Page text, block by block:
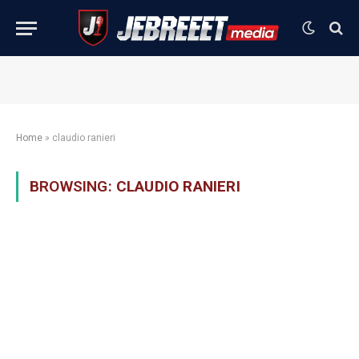
Home » claudio ranieri
BROWSING: CLAUDIO RANIERI